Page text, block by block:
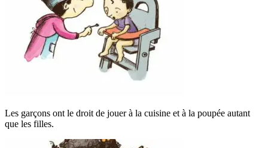
Les garçons ont le droit de jouer à la cuisine et à la poupée autant
que les filles.